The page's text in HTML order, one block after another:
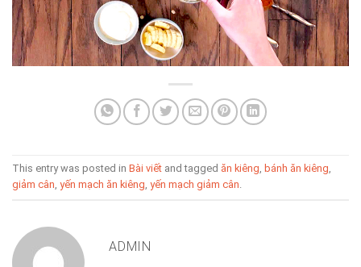
This entry was posted in Bài viết and tagged ăn kiêng, bánh ăn kiêng,
giảm cân, yến mạch ăn kiêng, yến mạch giảm cân.
ADMIN